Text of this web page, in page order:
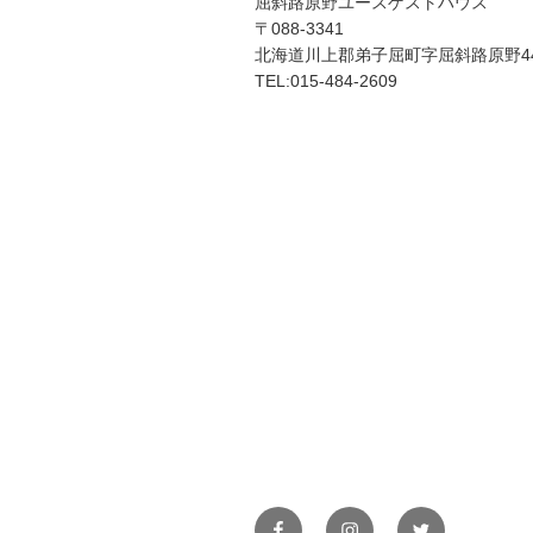
〒088-3341
北海道川上郡弟子屈町字屈斜路原野
TEL:015-484-2609
FacebookInstagramTwitter